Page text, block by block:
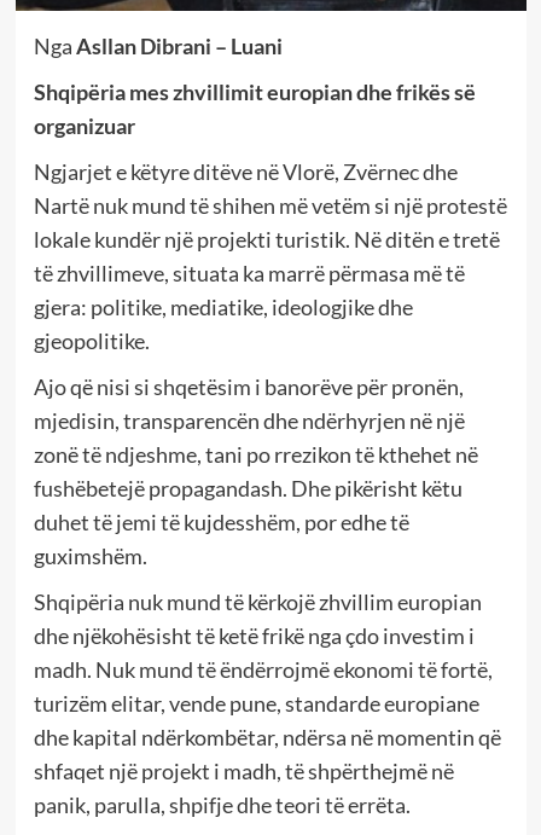
NgaAsllan Dibrani – Luani
Shqipëria mes zhvillimit europian dhe frikës së
organizuar
Ngjarjet e këtyre ditëve në Vlorë, Zvërnec dhe
Nartë nuk mund të shihen më vetëm si një protestë
lokale kundër një projekti turistik. Në ditën e tretë
të zhvillimeve, situata ka marrë përmasa më të
gjera: politike, mediatike, ideologjike dhe
gjeopolitike.
Ajo që nisi si shqetësim i banorëve për pronën,
mjedisin, transparencën dhe ndërhyrjen në një
zonë të ndjeshme, tani po rrezikon të kthehet në
fushëbetejë propagandash. Dhe pikërisht këtu
duhet të jemi të kujdesshëm, por edhe të
guximshëm.
Shqipëria nuk mund të kërkojë zhvillim europian
dhe njëkohësisht të ketë frikë nga çdo investim i
madh. Nuk mund të ëndërrojmë ekonomi të fortë,
turizëm elitar, vende pune, standarde europiane
dhe kapital ndërkombëtar, ndërsa në momentin që
shfaqet një projekt i madh, të shpërthejmë në
panik, parulla, shpifje dhe teori të errëta.